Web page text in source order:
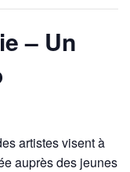
– Un
artistes visent à
auprès des jeunes